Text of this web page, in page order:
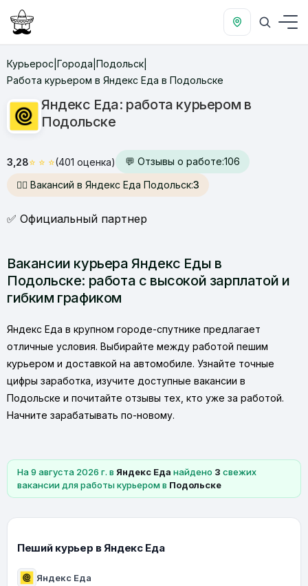
Курьерос Города Подольск
Работа курьером в Яндекс Еда в Подольске
Яндекс Еда: работа курьером в
Подольске
3,28⭐ ⭐ ⭐(401 оценка) 💬 Отзывы о работе:106
🙋‍♂️ Вакансий в Яндекс Еда Подольск:3
✅ Официальный партнер
Вакансии курьера Яндекс Еды в
Подольске: работа с высокой зарплатой и
гибким графиком
Яндекс Еда в крупном городе-спутнике предлагает
отличные условия. Выбирайте между работой пешим
курьером и доставкой на автомобиле. Узнайте точные
цифры заработка, изучите доступные вакансии в
Подольске и почитайте отзывы тех, кто уже за работой.
Начните зарабатывать по-новому.
На 9 августа 2026 г. в Яндекс Еда найдено 3 свежих
вакансии для работы курьером в Подольске
Пеший курьер в Яндекс Еда
Яндекс Еда